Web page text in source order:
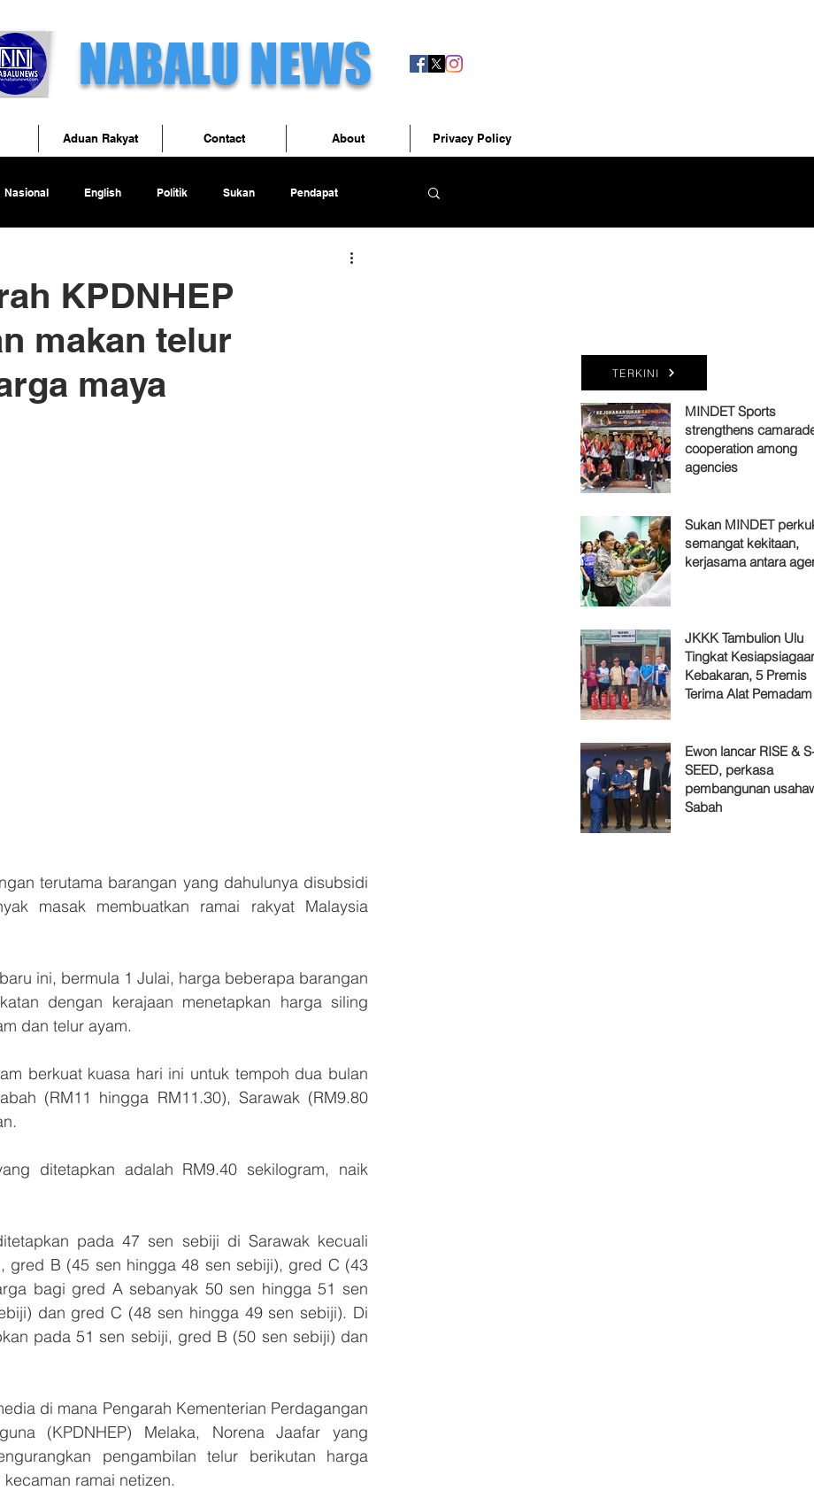
NABALU NEWS
Nasional English Politik Sukan Pendapat
KPDNHEP
makan telur
maya
terutama barangan yang dahulunya disubsidi
masak membuatkan ramai rakyat Malaysia
ini, bermula 1 Julai, harga beberapa barangan
dengan kerajaan menetapkan harga siling
dan telur ayam.
berkuat kuasa hari ini untuk tempoh dua bulan
(RM11 hingga RM11.30), Sarawak (RM9.80
ditetapkan adalah RM9.40 sekilogram, naik
pada 47 sen sebiji di Sarawak kecuali
gred B (45 sen hingga 48 sen sebiji), gred C (43
bagi gred A sebanyak 50 sen hingga 51 sen
dan gred C (48 sen hingga 49 sen sebiji). Di
pada 51 sen sebiji, gred B (50 sen sebiji) dan
di mana Pengarah Kementerian Perdagangan
(KPDNHEP) Melaka, Norena Jaafar yang
pengambilan telur berikutan harga
ramai netizen.
TERKINI
MINDET Sports
strengthens
cooperation among
agencies
Sukan MINDET
semangat kekitaan,
kerjasama antara
JKKK Tambulion Ulu
Tingkat
Kebakaran, 5 Premis
Terima Alat
Ewon lancar RISE &
SEED, perkasa
pembangunan
Sabah
Aduan Rakyat Contact About Privacy Policy